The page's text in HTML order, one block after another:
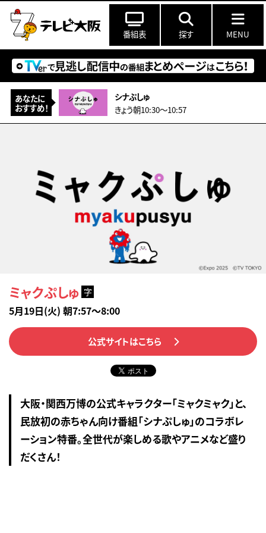
番組表 探す MENU
あなたに
おすすめ！
シナぷしゅ
きょう朝10:30〜10:57
ミャクぷしゅ 字
5月19日(火) 朝7:57～8:00
公式サイトはこちら
大阪・関西万博の公式キャラクター「ミャクミャク」と、
民放初の赤ちゃん向け番組「シナぷしゅ」のコラボレ
ーション特番。全世代が楽しめる歌やアニメなど盛り
だくさん！